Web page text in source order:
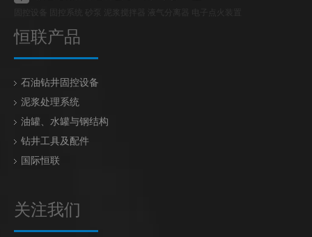
恒联产品
石油钻井固控设备
泥浆处理系统
油罐、水罐与钢结构
钻井工具及配件
国际恒联
关注我们